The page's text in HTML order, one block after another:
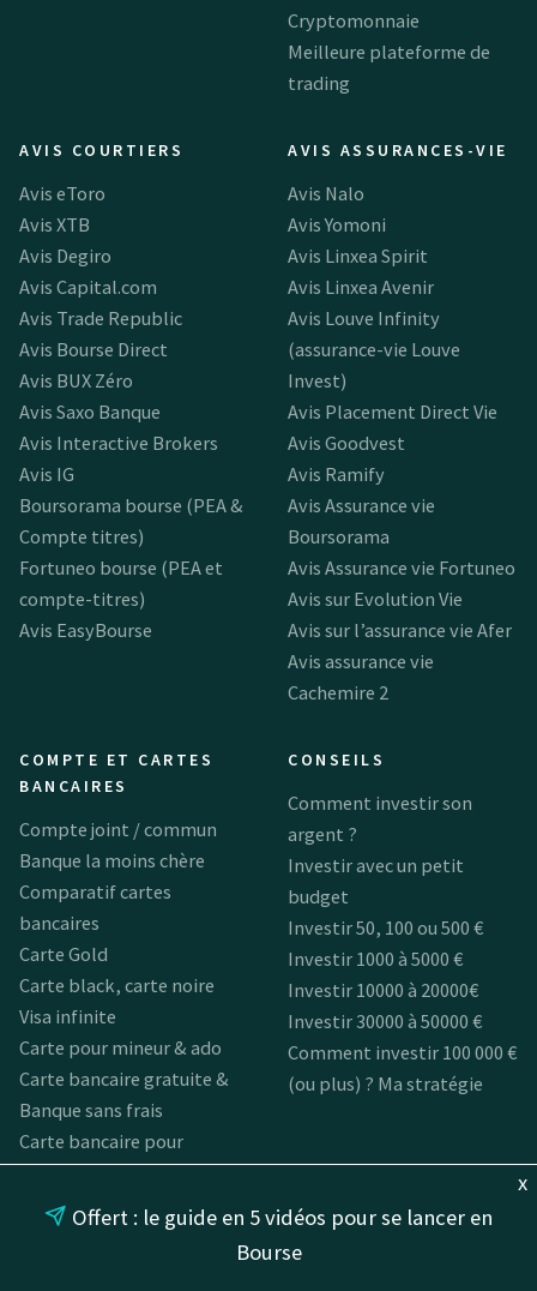
x
Offert : le guide en 5 vidéos pour se lancer en
Bourse
Cryptomonnaie
Meilleure plateforme de
trading
AVIS COURTIERS
Avis eToro
Avis XTB
Avis Degiro
Avis Capital.com
Avis Trade Republic
Avis Bourse Direct
Avis BUX Zéro
Avis Saxo Banque
Avis Interactive Brokers
Avis IG
Boursorama bourse (PEA &
Compte titres)
Fortuneo bourse (PEA et
compte-titres)
Avis EasyBourse
AVIS ASSURANCES-VIE
Avis Nalo
Avis Yomoni
Avis Linxea Spirit
Avis Linxea Avenir
Avis Louve Infinity
(assurance-vie Louve
Invest)
Avis Placement Direct Vie
Avis Goodvest
Avis Ramify
Avis Assurance vie
Boursorama
Avis Assurance vie Fortuneo
Avis sur Evolution Vie
Avis sur l’assurance vie Afer
Avis assurance vie
Cachemire 2
COMPTE ET CARTES
BANCAIRES
Compte joint / commun
Banque la moins chère
Comparatif cartes
bancaires
Carte Gold
Carte black, carte noire
Visa infinite
Carte pour mineur & ado
Carte bancaire gratuite &
Banque sans frais
Carte bancaire pour
voyager
CONSEILS
Comment investir son
argent ?
Investir avec un petit
budget
Investir 50, 100 ou 500 €
Investir 1000 à 5000 €
Investir 10000 à 20000€
Investir 30000 à 50000 €
Comment investir 100 000 €
(ou plus) ? Ma stratégie
LIGNE